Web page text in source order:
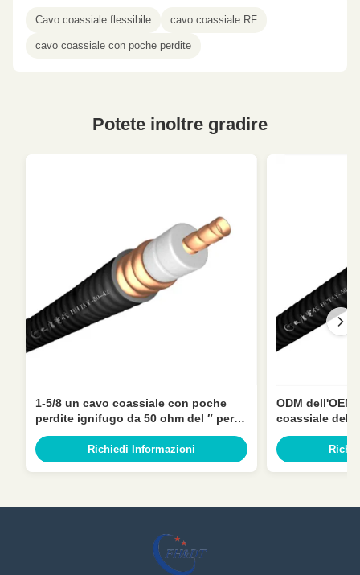
Cavo coassiale flessibile cavo coassiale RF
cavo coassiale con poche perdite
Potete inoltre gradire
1-5/8 un cavo coassiale con poche
perdite ignifugo da 50 ohm del ″ per la
telecomunicazione
Richiedi Informazioni
ODM
coassiale del
del